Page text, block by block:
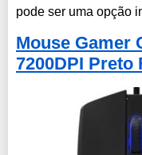
pode ser uma opção
Mouse Gamer
7200DPI Preto